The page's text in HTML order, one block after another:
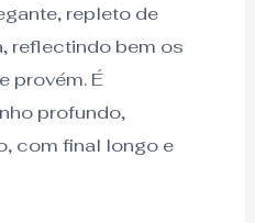
repleto de
reflectindo bem os
provém. É
profundo,
com final longo e